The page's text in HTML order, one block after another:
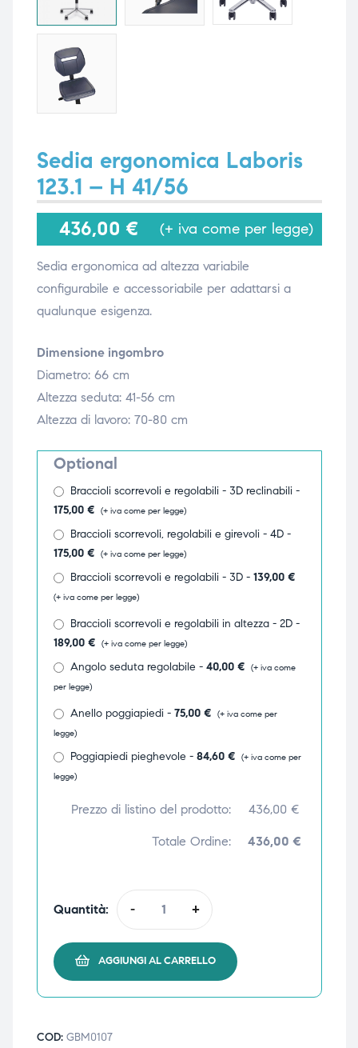
Sedia ergonomica Laboris
123.1 – H 41/56
436,00 € (+ iva come per legge)
Sedia ergonomica ad altezza variabile
configurabile e accessoriabile per adattarsi a
qualunque esigenza.
Dimensione ingombro
Diametro: 66 cm
Altezza seduta: 41-56 cm
Altezza di lavoro: 70-80 cm
Optional
Braccioli scorrevoli e regolabili - 3D reclinabili -
175,00 € (+ iva come per legge)
Braccioli scorrevoli, regolabili e girevoli - 4D -
175,00 € (+ iva come per legge)
Braccioli scorrevoli e regolabili - 3D - 139,00 €
(+ iva come per legge)
Braccioli scorrevoli e regolabili in altezza - 2D -
189,00 € (+ iva come per legge)
Angolo seduta regolabile - 40,00 € (+ iva come
per legge)
Anello poggiapiedi - 75,00 € (+ iva come per
legge)
Poggiapiedi pieghevole - 84,60 € (+ iva come per
legge)
Prezzo di listino del prodotto: 436,00 €
Totale Ordine: 436,00 €
Quantità: - +
AGGIUNGI AL CARRELLO
COD: GBM0107